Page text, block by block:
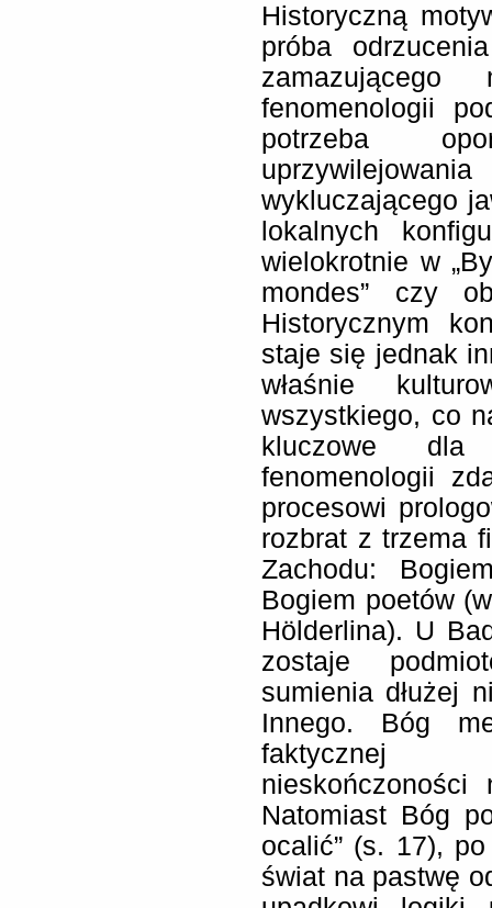
Historyczną
próba
fenomenologii
potrzeba
wykluczającego
lokalnych
wielokrotnie w
mondes” czy
Historycznym
staje się jednak
właśnie
wszystkiego, co
kluczowe
fenomenologii
procesowi
rozbrat z trzema
Zachodu:
Bogiem poetów
Hölderlina). U
zostaje
sumienia dłużej
Innego. Bóg
faktycznej
nieskończoności
Natomiast Bóg
ocalić” (s. 17),
świat na pastwę